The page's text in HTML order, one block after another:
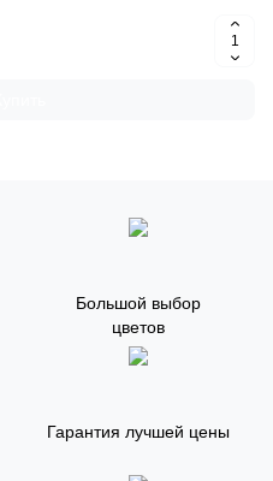
Большой выбор
цветов
Гарантия лучшей цены